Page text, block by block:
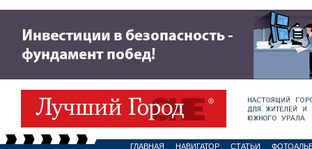
ГЛАВНАЯ НАВИГАТОР СТАТЬИ